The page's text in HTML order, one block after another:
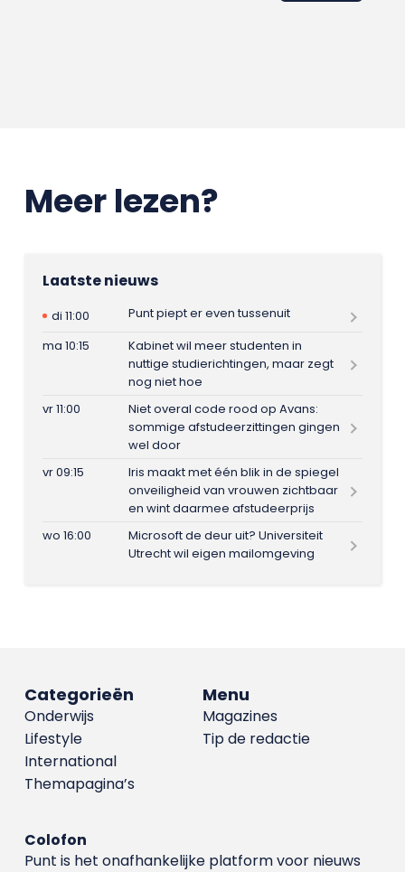
Meer lezen?
Laatste nieuws
di 11:00
Punt piept er even tussenuit
ma 10:15
Kabinet wil meer studenten in
nuttige studierichtingen, maar zegt
nog niet hoe
vr 11:00
Niet overal code rood op Avans:
sommige afstudeerzittingen gingen
wel door
vr 09:15
Iris maakt met één blik in de spiegel
onveiligheid van vrouwen zichtbaar
en wint daarmee afstudeerprijs
wo 16:00
Microsoft de deur uit? Universiteit
Utrecht wil eigen mailomgeving
Menu
Magazines
Tip de redactie
Categorieën
Onderwijs
Lifestyle
International
Themapagina’s
Colofon
Punt is het onafhankelijke platform voor nieuws